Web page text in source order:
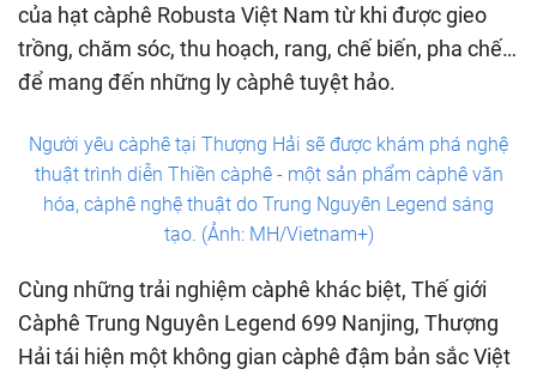
của hạt càphê Robusta Việt Nam từ khi được gieo
trồng, chăm sóc, thu hoạch, rang, chế biến, pha chế…
để mang đến những ly càphê tuyệt hảo.
Người yêu càphê tại Thượng Hải sẽ được khám phá nghệ
thuật trình diễn Thiền càphê - một sản phẩm càphê văn
hóa, càphê nghệ thuật do Trung Nguyên Legend sáng
tạo. (Ảnh: MH/Vietnam+)
Cùng những trải nghiệm càphê khác biệt, Thế giới
Càphê Trung Nguyên Legend 699 Nanjing, Thượng
Hải tái hiện một không gian càphê đậm bản sắc Việt